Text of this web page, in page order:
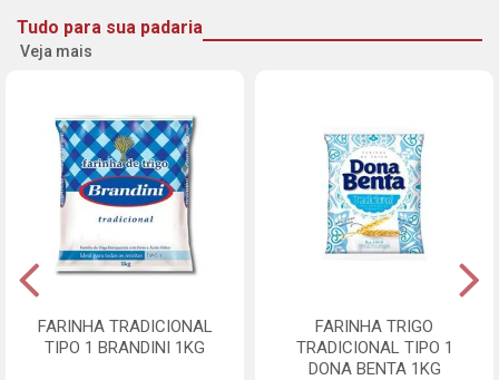
Tudo para sua padaria
Veja mais
FARINHA TRADICIONAL
TIPO 1 BRANDINI 1KG
FARINHA TRIGO
TRADICIONAL TIPO 1
DONA BENTA 1KG